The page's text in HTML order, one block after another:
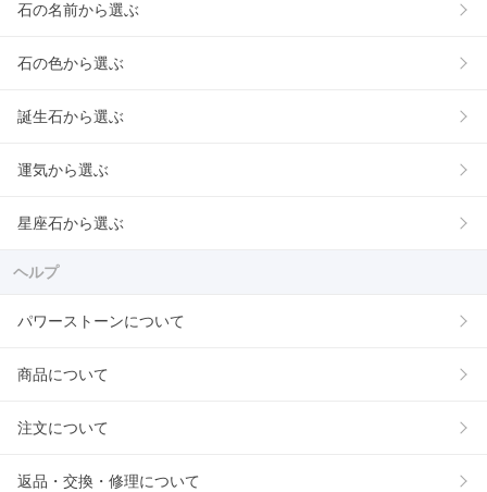
石の名前から選ぶ
石の色から選ぶ
誕生石から選ぶ
運気から選ぶ
星座石から選ぶ
ヘルプ
パワーストーンについて
商品について
注文について
返品・交換・修理について